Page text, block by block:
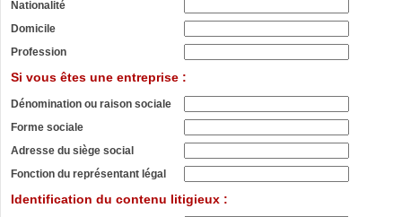
Nationalité
Domicile
Profession
Si vous êtes une entreprise :
Dénomination ou raison sociale
Forme sociale
Adresse du siège social
Fonction du représentant légal
Identification du contenu litigieux :